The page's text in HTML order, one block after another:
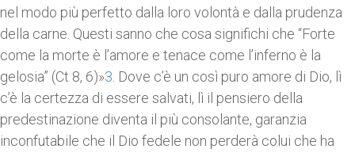
nel modo più perfetto dalla loro volontà e dalla prudenza
della carne. Questi sanno che cosa significhi che “Forte
come la morte è l’amore e tenace come l’inferno è la
gelosia” (Ct 8, 6)»3 . Dove ­c’è un così puro amore di Dio, lì
c’è la certezza di essere salvati, lì il pensiero della
predestinazione diventa il più consolante, garanzia
inconfutabile che il Dio fedele non perderà colui che ha